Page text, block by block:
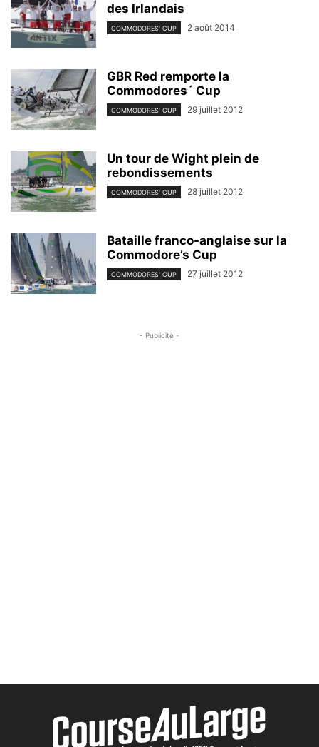
des Irlandais
COMMODORES' CUP 2 août 2014
GBR Red remporte la
Commodores´ Cup
COMMODORES' CUP 29 juillet 2012
Un tour de Wight plein de
rebondissements
COMMODORES' CUP 28 juillet 2012
Bataille franco-anglaise sur la
Commodore’s Cup
COMMODORES' CUP 27 juillet 2012
- Publicité -